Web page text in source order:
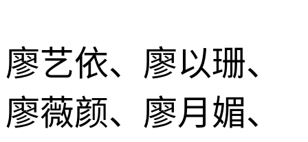
廖艺依、廖以珊、
廖薇颜、廖月媚、